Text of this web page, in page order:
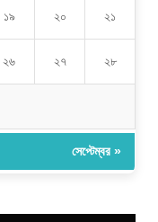
১৯ ২০ ২১
২৬ ২৭ ২৮
সেপ্টেম্বর »